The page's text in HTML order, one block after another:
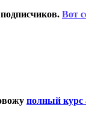
Вот
полный курс